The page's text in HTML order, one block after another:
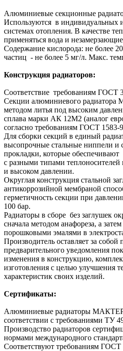
Алюминиевые секционные
Используются в индивидуальных
системах отопления. В качестве
применяться вода и
Содержание кислорода: не более
частиц - не более 5 мг/л. Макс.
Конструкция радиаторов:
Соответствие требованиям ГОСТ
Секции алюминиевого
методом литья под высоким
сплава марки АК 12М2 (аналог
согласно требованиям ГОСТ 1583-
Для сборки секций в единый
высопрочные стальные ниппели и
прокладки, которые
с разными типами
и высоком давлении.
Округлая конструкция стальной
антикоррозийной мембраной
герметичность секции при
100 бар.
Радиаторы в сборе без заглушек
сначала методом анафореза, а
порошковыми эмалями в
Производитель оставляет за собой
предварительного уведомления
изменения в конструкцию,
изготовления с целью улучшения
характеристик своих изделий.
Сертификаты:
Алюминиевые радиаторы
соответствии с требованиями ТУ
Производство радиаторов
нормами международного
Соответствуют требованиям ГОСТ